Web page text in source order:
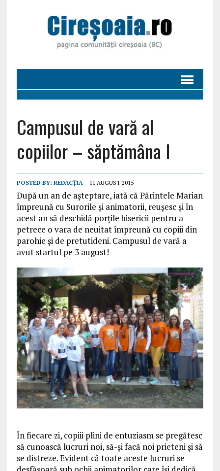
Campusul de vară al
copiilor – săptămâna I
POSTED BY: REDACȚIA 11 AUGUST 2015
După un an de aşteptare, iată că Părintele Marian
împreună cu Surorile şi animatorii, reuşesc şi în
acest an să deschidă porţile bisericii pentru a
petrece o vara de neuitat împreună cu copiii din
parohie şi de pretutideni. Campusul de vară a
avut startul pe 3 august!
În fiecare zi, copiii plini de entuziasm se pregătesc
să cunoască lucruri noi, să-şi facă noi prieteni şi să
se distreze. Evident că toate aceste lucruri se